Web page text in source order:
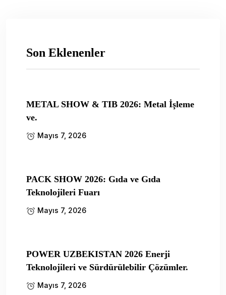
Son Eklenenler
METAL SHOW & TIB 2026: Metal İşleme
ve.
Mayıs 7, 2026
PACK SHOW 2026: Gıda ve Gıda
Teknolojileri Fuarı
Mayıs 7, 2026
POWER UZBEKISTAN 2026 Enerji
Teknolojileri ve Sürdürülebilir Çözümler.
Mayıs 7, 2026